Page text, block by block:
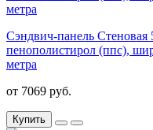
Сэндвич-панель
пенополистирол (ппс),
метра
от 7069 руб.
Купить